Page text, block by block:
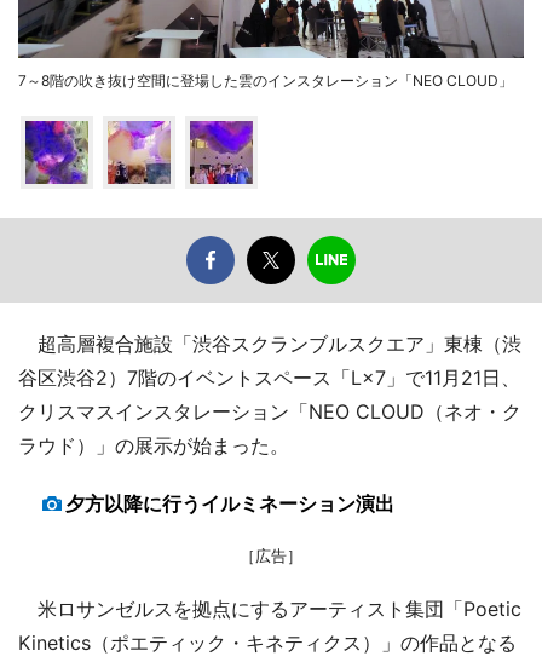
7～8階の吹き抜け空間に登場した雲のインスタレーション「NEO CLOUD」
超高層複合施設「渋谷スクランブルスクエア」東棟（渋
谷区渋谷2）7階のイベントスペース「L×7」で11月21日、
クリスマスインスタレーション「NEO CLOUD（ネオ・ク
ラウド）」の展示が始まった。
夕方以降に行うイルミネーション演出
［広告］
米ロサンゼルスを拠点にするアーティスト集団「Poetic
Kinetics（ポエティック・キネティクス）」の作品となる